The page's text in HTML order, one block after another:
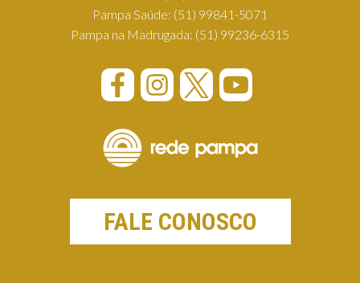
Pampa Saúde: (51) 99841-5071
Pampa na Madrugada: (51) 99236-6315
FALE CONOSCO